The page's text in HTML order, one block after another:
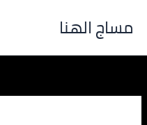
مساج الهنا